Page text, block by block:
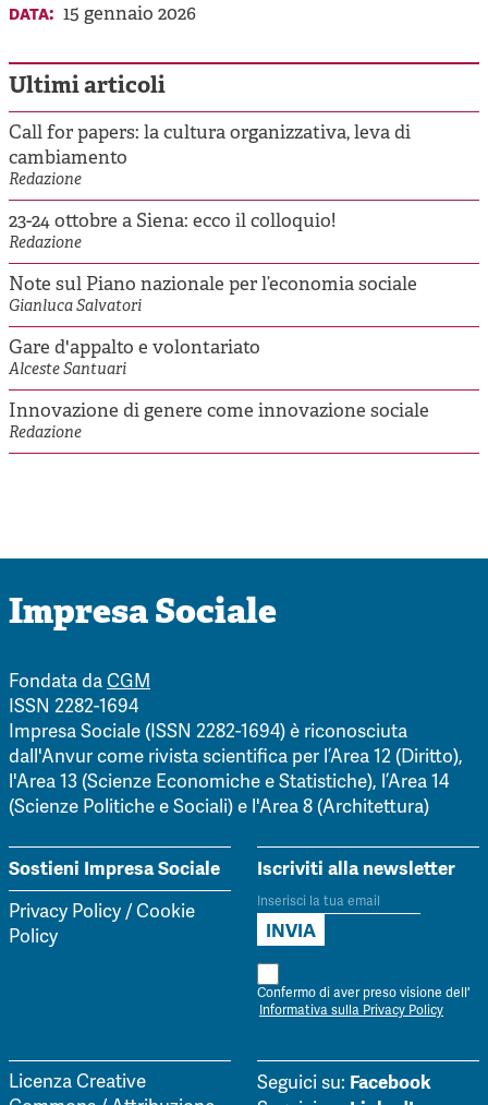
data: 15 gennaio 2026
Ultimi articoli
Call for papers: la cultura organizzativa, leva di
cambiamento
Redazione
23-24 ottobre a Siena: ecco il colloquio!
Redazione
Note sul Piano nazionale per l’economia sociale
Gianluca Salvatori
Gare d'appalto e volontariato
Alceste Santuari
Innovazione di genere come innovazione sociale
Redazione
Impresa Sociale
Fondata daCGM
ISSN 2282-1694
Impresa Sociale (ISSN 2282-1694) è riconosciuta
dall'Anvur come rivista scientifica per l’Area 12 (Diritto),
l'Area 13 (Scienze Economiche e Statistiche), l’Area 14
(Scienze Politiche e Sociali) e l'Area 8 (Architettura)
Sostieni Impresa Sociale
Privacy Policy/Cookie
Policy
Iscriviti alla newsletter
Confermo di aver preso visione dell'
Informativa sulla Privacy Policy
Licenza Creative
Seguici su: Facebook